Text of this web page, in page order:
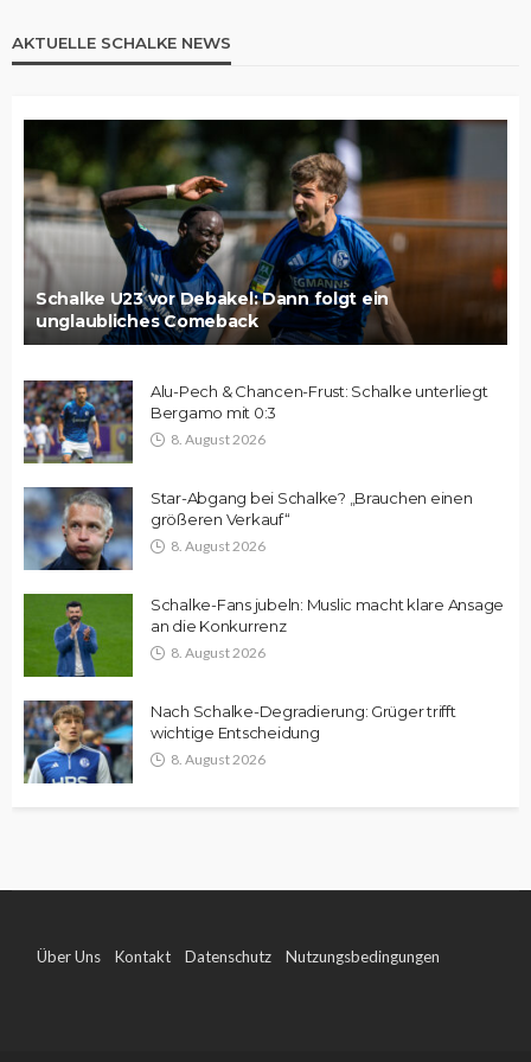
AKTUELLE SCHALKE NEWS
Schalke U23 vor Debakel: Dann folgt ein
unglaubliches Comeback
Alu-Pech & Chancen-Frust: Schalke unterliegt
Bergamo mit 0:3
8. August 2026
Star-Abgang bei Schalke? „Brauchen einen
größeren Verkauf“
8. August 2026
Schalke-Fans jubeln: Muslic macht klare Ansage
an die Konkurrenz
8. August 2026
Nach Schalke-Degradierung: Grüger trifft
wichtige Entscheidung
8. August 2026
Über Uns Kontakt Datenschutz Nutzungsbedingungen